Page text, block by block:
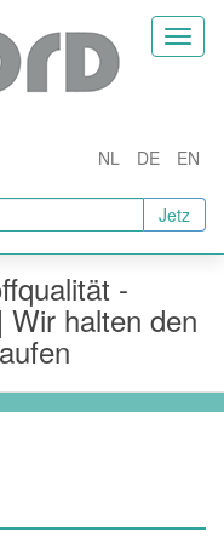
-
halten den
NL DE EN
Jetz